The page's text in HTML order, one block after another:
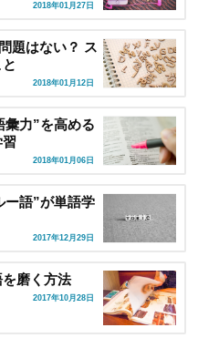
2018年01月27日
題はない？ ス
2018年01月12日
彙力”を高める
2018年01月06日
ー語”が単語学
2017年12月29日
磨く方法
2017年10月28日